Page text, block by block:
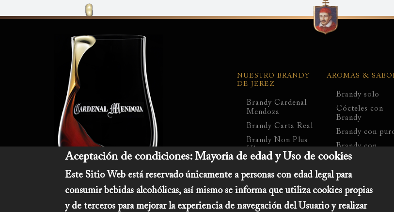
principal
NUESTRO BRANDY
DE JEREZ
Brandy Cardenal
Mendoza
Brandy Carta Real
Brandy Non Plus
Ultra
Cardenal Mendoza
Nebulis
Angêlus liqueur
Elements Edition
AROMAS &
Brandy solo
Cócteles con
Brandy
Brandy con
Brandy con
chocolate
EL LEGADO
ROMATE
Aceptación de condiciones: Mayoria de edad y Uso de cookies
Este Sitio Web está reservado únicamente a personas con edad legal para
consumir bebidas alcohólicas, así mismo se informa que utiliza cookies propias
y de terceros para mejorar la experiencia de navegación del Usuario y realizar